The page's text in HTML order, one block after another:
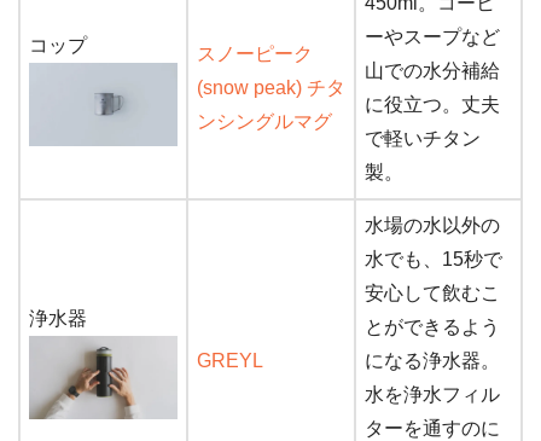
コップ
スノーピーク
(snow peak) チタ
ンシングルマグ
ーやスープなど
山での水分補給
に役立つ。丈夫
で軽いチタン
製。
浄水器
GREYL
水場の水以外の
水でも、15秒で
安心して飲むこ
とができるよう
になる浄水器。
水を浄水フィル
ターを通すのに